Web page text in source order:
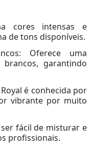
cores intensas e
de tons disponíveis.
Oferece uma
garantindo
é conhecida por
vibrante por muito
fácil de misturar e
profissionais.